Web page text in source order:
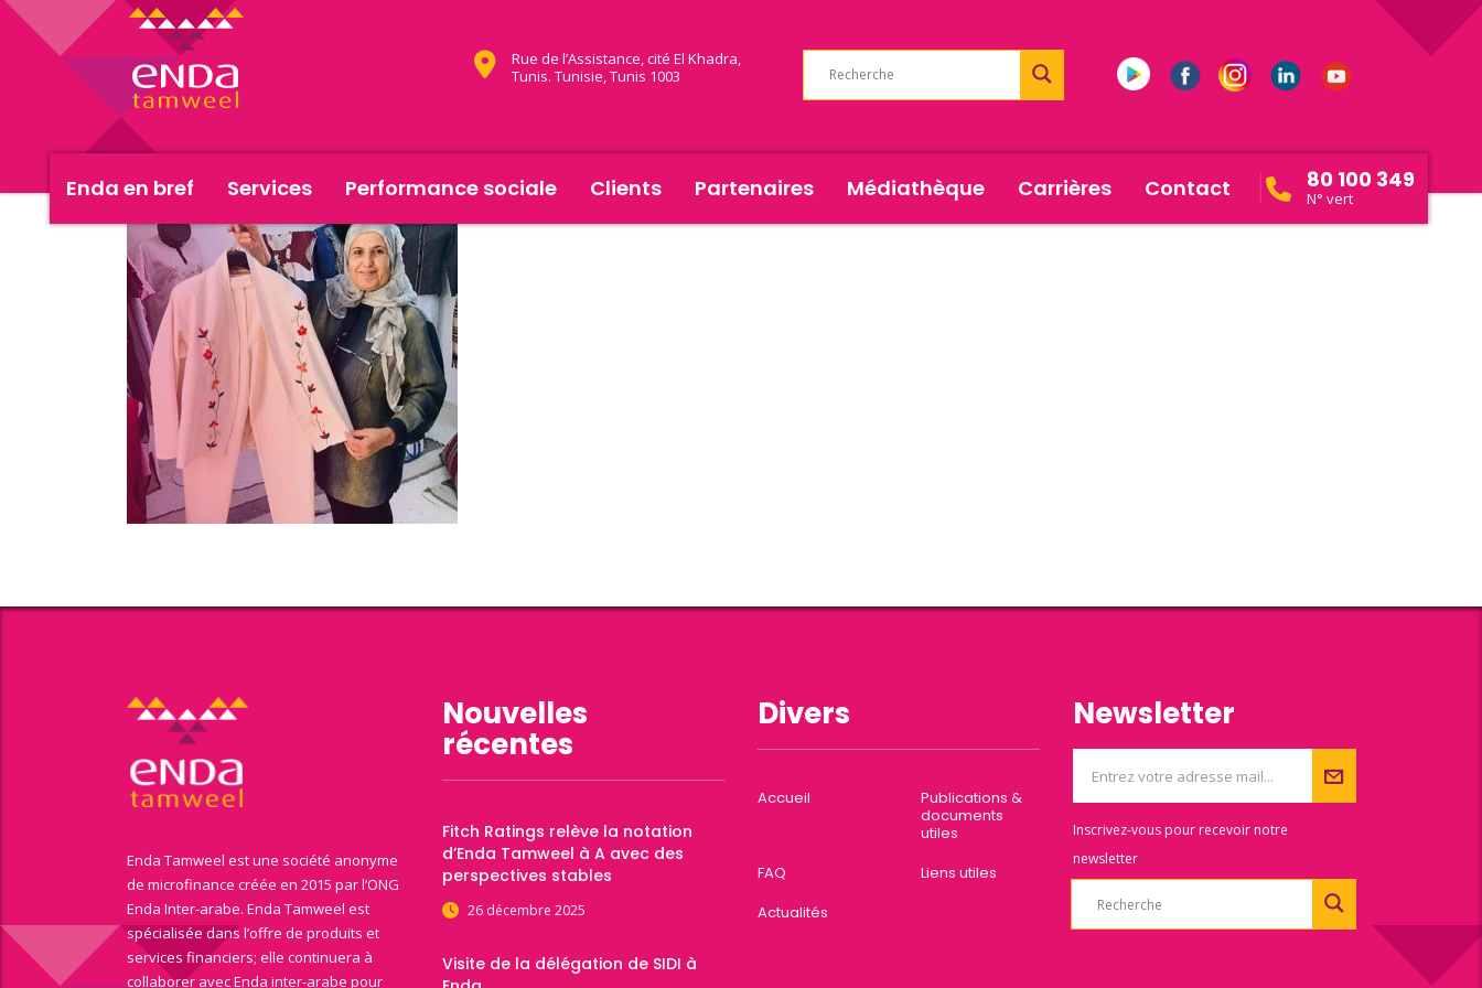
Rue de l’Assistance, cité El Khadra,
Tunis. Tunisie, Tunis 1003
Enda en bref Services Performance sociale Clients Partenaires Médiathèque Carrières Contact 80 100 349
N° vert
Enda Tamweel est une société anonyme
de microfinance créée en 2015 par l’ONG
Enda Inter-arabe. Enda Tamweel est
spécialisée dans l’offre de produits et
services financiers; elle continuera à
collaborer avec Enda inter-arabe pour
Nouvelles
récentes
Fitch Ratings relève la notation
d’Enda Tamweel à A avec des
perspectives stables
26 décembre 2025
Visite de la délégation de SIDI à
Divers
Accueil
Publications &
documents
utiles
FAQ
Liens utiles
Actualités
Newsletter
Inscrivez-vous pour recevoir notre
newsletter